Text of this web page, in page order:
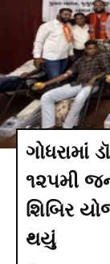
ગોધરામાં
૧૨૫મી
શિબિર
થયું